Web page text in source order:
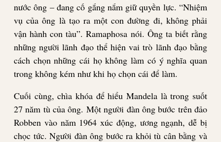
nước ông – đang cố gắng nắm giữ quyền lực. “Nhiệm
vụ của ông là tạo ra một con đường đi, không phải
vận hành con tàu”. Ramaphosa nói. Ông ta biết rằng
những người lãnh đạo thể hiện vai trò lãnh đạo bằng
cách chọn những cái họ không làm có ý nghĩa quan
trong không kém như khi họ chọn cái để làm.
Cuối cùng, chìa khóa để hiểu Mandela là trong suốt
27 năm tù của ông. Một người đàn ông bước trên đảo
Robben vào năm 1964 xúc động, ương ngạnh, dễ bị
chọc tức. Người đàn ông bước ra khỏi tù cân bằng và